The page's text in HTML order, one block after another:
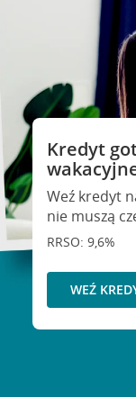
Kredyt
Weź kredyt
nie muszą
RRSO: 9,6%
WEŹ